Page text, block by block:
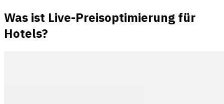
Was ist Live-Preisoptimierung für
Hotels?